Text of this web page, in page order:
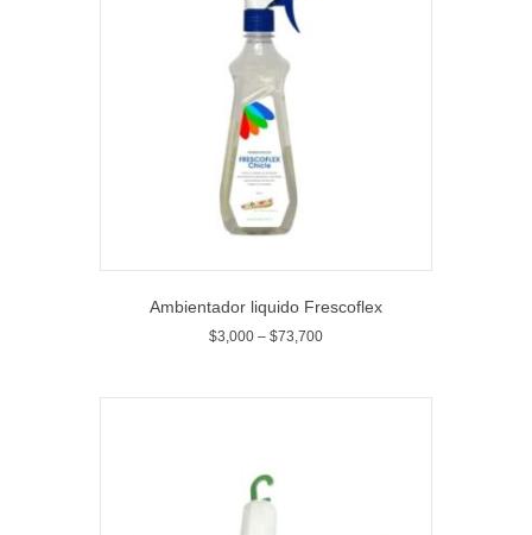
Ambientador liquido Frescoflex
$3,000 – $73,700